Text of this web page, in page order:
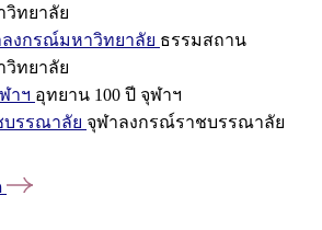
ทยาลัย
งกรณ์มหาวิทยาลัย ธรรมสถาน
ทยาลัย
าฯ อุทยาน 100 ปี จุฬาฯ
บรรณาลัย จุฬาลงกรณ์ราชบรรณาลัย